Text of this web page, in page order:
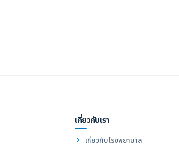
เกี่ยวกับเรา
เกี่ยวกับโรงพยาบาล